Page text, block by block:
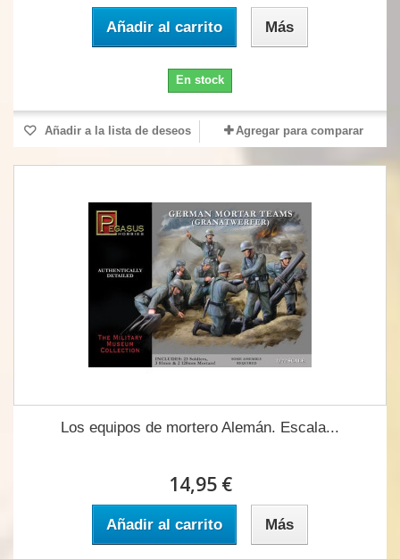
Añadir al carrito Más
En stock
Añadir a la lista de deseos Agregar para comparar
Los equipos de mortero Alemán. Escala...
14,95 €
Añadir al carrito Más